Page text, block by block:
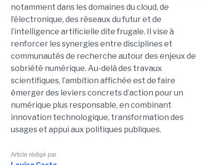
notamment dans les domaines du cloud, de
l’électronique, des réseaux du futur et de
l’intelligence artificielle dite frugale. Il vise à
renforcer les synergies entre disciplines et
communautés de recherche autour des enjeux de
sobriété numérique. Au-delà des travaux
scientifiques, l’ambition affichée est de faire
émerger des leviers concrets d’action pour un
numérique plus responsable, en combinant
innovation technologique, transformation des
usages et appui aux politiques publiques.
Article rédigé par